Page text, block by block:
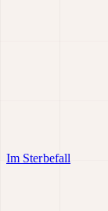
Im Sterbefall